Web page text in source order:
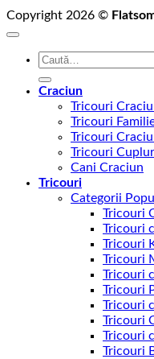
Copyright 2026 ©
Caută
Craciun
Tricouri
Tricouri
Tricouri
Tricouri
Cani Craciun
Tricouri
Categorii
Tricouri
Tricouri
Tricouri
Tricouri
Tricouri
Tricouri
Tricouri
Tricouri
Tricouri
Tricouri